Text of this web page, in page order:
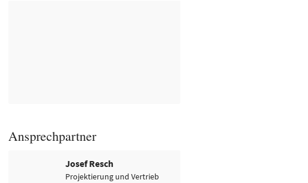
Ansprechpartner
Josef Resch
Projektierung und Vertrieb